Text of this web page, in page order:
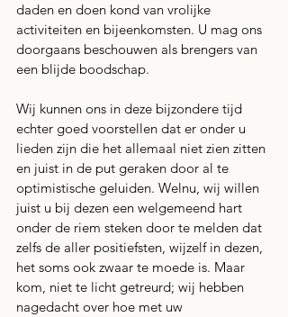
daden en doen kond van vrolijke
activiteiten en bijeenkomsten. U mag ons
doorgaans beschouwen als brengers van
een blijde boodschap.
Wij kunnen ons in deze bijzondere tijd
echter goed voorstellen dat er onder u
lieden zijn die het allemaal niet zien zitten
en juist in de put geraken door al te
optimistische geluiden. Welnu, wij willen
juist u bij dezen een welgemeend hart
onder de riem steken door te melden dat
zelfs de aller positiefsten, wijzelf in dezen,
het soms ook zwaar te moede is. Maar
kom, niet te licht getreurd; wij hebben
nagedacht over hoe met uw